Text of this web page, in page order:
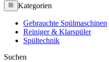
Kategorien
Gebrauchte Spülmaschinen
Reiniger & Klarspüler
Spültechnik
Suchen